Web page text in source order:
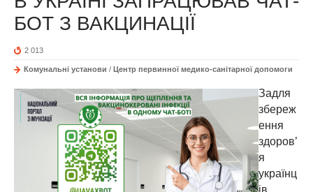
БОТ З ВАКЦИНАЦІЇ
2 013
Комунальні установи / Центр первинної медико-санітарної допомоги
Задля
збереж
ення
здоров’
я
українц
ів